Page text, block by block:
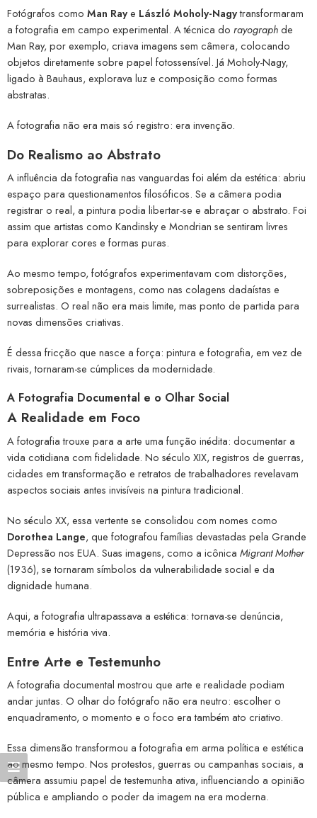
Fotógrafos como Man Raye László Moholy-Nagytransformaram
a fotografia em campo experimental. A técnica do rayographde
Man Ray, por exemplo, criava imagens sem câmera, colocando
objetos diretamente sobre papel fotossensível. Já Moholy-Nagy,
ligado à Bauhaus, explorava luz e composição como formas
abstratas.
A fotografia não era mais só registro: era invenção.
Do Realismo ao Abstrato
A influência da fotografia nas vanguardas foi além da estética: abriu
espaço para questionamentos filosóficos. Se a câmera podia
registrar o real, a pintura podia libertar-se e abraçar o abstrato. Foi
assim que artistas como Kandinsky e Mondrian se sentiram livres
para explorar cores e formas puras.
Ao mesmo tempo, fotógrafos experimentavam com distorções,
sobreposições e montagens, como nas colagens dadaístas e
surrealistas. O real não era mais limite, mas ponto de partida para
novas dimensões criativas.
É dessa fricção que nasce a força: pintura e fotografia, em vez de
rivais, tornaram-se cúmplices da modernidade.
A Fotografia Documental e o Olhar Social
A Realidade em Foco
A fotografia trouxe para a arte uma função inédita: documentar a
vida cotidiana com fidelidade. No século XIX, registros de guerras,
cidades em transformação e retratos de trabalhadores revelavam
aspectos sociais antes invisíveis na pintura tradicional.
No século XX, essa vertente se consolidou com nomes como
Dorothea Lange, que fotografou famílias devastadas pela Grande
Depressão nos EUA. Suas imagens, como a icônica Migrant Mother
(1936), se tornaram símbolos da vulnerabilidade social e da
dignidade humana.
Aqui, a fotografia ultrapassava a estética: tornava-se denúncia,
memória e história viva.
Entre Arte e Testemunho
A fotografia documental mostrou que arte e realidade podiam
andar juntas. O olhar do fotógrafo não era neutro: escolher o
enquadramento, o momento e o foco era também ato criativo.
Essa dimensão transformou a fotografia em arma política e estética
ao mesmo tempo. Nos protestos, guerras ou campanhas sociais, a
câmera assumiu papel de testemunha ativa, influenciando a opinião
pública e ampliando o poder da imagem na era moderna.